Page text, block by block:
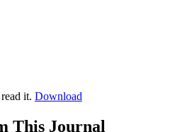
it. Download
This Journal